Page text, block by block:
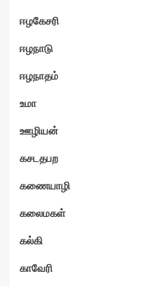
ஈழகேசரி
ஈழநாடு
ஈழநாதம்
உமா
ஊழியன்
கசடதபற
கணையாழி
கலைமகள்
கல்கி
காவேரி